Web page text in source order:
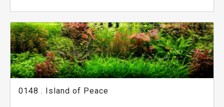
0148 . Island of Peace